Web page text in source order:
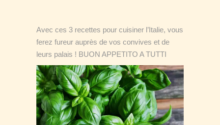
Avec ces 3 recettes pour cuisiner l’Italie, vous
ferez fureur auprès de vos convives et de
leurs palais ! BUON APPETITO A TUTTI